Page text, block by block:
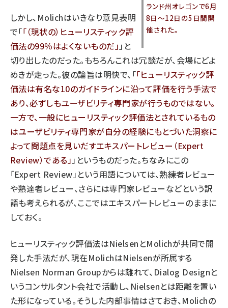
ランド州オレゴンで6月
8日～12日の5日間開
催された。
しかし、Molichはいきなり意見表明
で「 （現状の）ヒューリスティック評
価法の99％はよくないものだ 」と
切り出したのだった。もちろんこれは冗談だが、会場にどよ
めきが走った。彼の論旨は明快で、「 ヒューリスティック評
価法は有名な10のガイドラインに沿って評価を行う手法で
あり、必ずしもユーザビリティ専門家が行うものではない。
一方で、一般にヒューリスティック評価法とされているもの
はユーザビリティ専門家が自分の経験にもとづいた洞察に
よって問題点を見いだすエキスパートレビュー（Expert
Review）である 」というものだった。ちなみにこの
「Expert Review」という用語については、熟練者レビュー
や熟達者レビュー、さらには専門家レビューなどという訳
語も考えられるが、ここではエキスパートレビューのままに
しておく。
ヒューリスティック評価法はNielsenとMolichが共同で開
発した手法だが、現在MolichはNielsenが所属する
Nielsen Norman Groupからは離れて、Dialog Designと
いうコンサルタント会社で活動し、Nielsenとは距離を置い
た形になっている。そうした内部事情はさておき、Molichの